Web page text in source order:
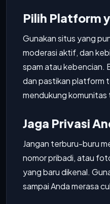
Pilih Platform
Gunakan situs yang
moderasi aktif, dan
spam atau kebencian.
dan pastikan platform
mendukung komunitas
Jaga Privasi
Jangan terburu-buru
nomor pribadi, atau
yang baru dikenal.
sampai Anda merasa